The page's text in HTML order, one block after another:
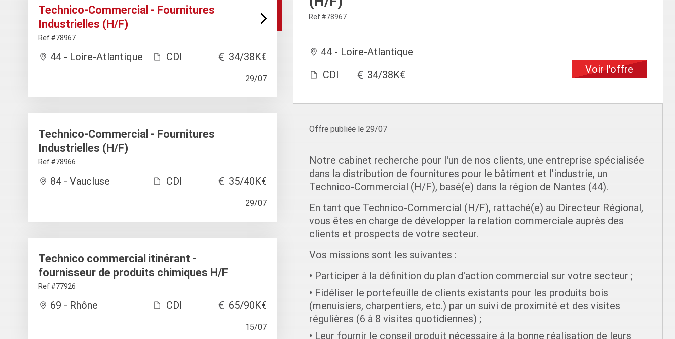
Technico-Commercial - Fournitures
Industrielles (H/F)
Ref #78967
44 - Loire-Atlantique CDI 34/38K€
29/07
Technico-Commercial - Fournitures
Industrielles (H/F)
Ref #78966
84 - Vaucluse CDI 35/40K€
29/07
Technico commercial itinérant -
fournisseur de produits chimiques H/F
Ref #77926
69 - Rhône CDI 65/90K€
15/07
Ref #78967
44 - Loire-Atlantique
CDI
34/38K€ Voir l'offre
Offre publiée le 29/07
Notre cabinet recherche pour l'un de nos clients, une entreprise spécialisée
dans la distribution de fournitures pour le bâtiment et l'industrie, un
Technico-Commercial (H/F), basé(e) dans la région de Nantes (44).
En tant que Technico-Commercial (H/F), rattaché(e) au Directeur Régional,
vous êtes en charge de développer la relation commerciale auprès des
clients et prospects de votre secteur.
Vos missions sont les suivantes :
Participer à la définition du plan d'action commercial sur votre secteur ;
Fidéliser le portefeuille de clients existants pour les produits bois
(menuisiers, charpentiers, etc.) par un suivi de proximité et des visites
régulières (6 à 8 visites quotidiennes) ;
Leur fournir le conseil produit nécessaire à la bonne réalisation de leurs